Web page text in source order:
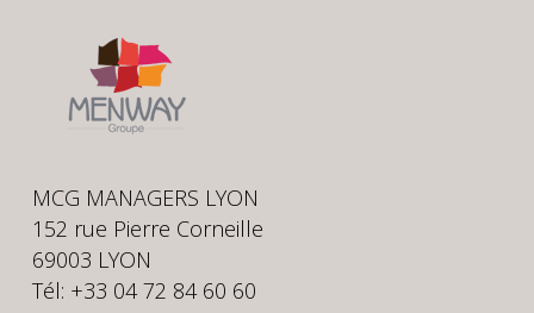
MCG MANAGERS LYON
152 rue Pierre Corneille
69003 LYON
Tél: +33 04 72 84 60 60